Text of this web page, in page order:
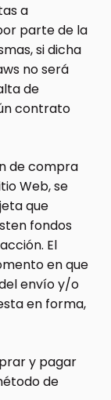
a
parte de la
si dicha
no será
de
contrato
de compra
Web, se
que
fondos
El
en que
envío y/o
en forma,
y pagar
de